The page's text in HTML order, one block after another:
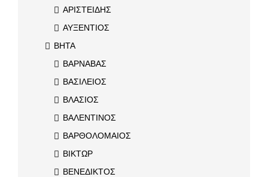
ΑΡΙΣΤΕΙΔΗΣ
ΑΥΞΕΝΤΙΟΣ
ΒΗΤΑ
ΒΑΡΝΑΒΑΣ
ΒΑΣΙΛΕΙΟΣ
ΒΛΑΣΙΟΣ
ΒΑΛΕΝΤΙΝΟΣ
ΒΑΡΘΟΛΟΜΑΙΟΣ
ΒΙΚΤΩΡ
ΒΕΝΕΔΙΚΤΟΣ